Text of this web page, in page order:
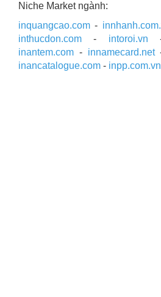
Niche Market ngành:
inquangcao.com -
inthucdon.com - intoroi.vn
inantem.com - innamecard.net
inancatalogue.com - inpp.com.vn